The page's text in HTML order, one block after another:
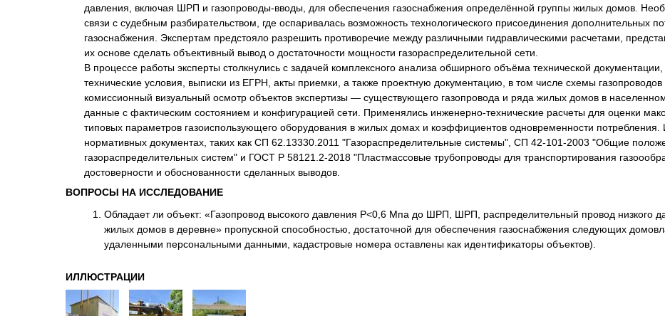
давления, включая ШРП и газопроводы-вводы, для обеспечения газоснабжения определённой группы жилых домов.
связи с судебным разбирательством, где оспаривалась возможность технологического присоединения дополнительных
газоснабжения. Экспертам предстояло разрешить противоречие между различными гидравлическими расчетами,
их основе сделать объективный вывод о достаточности мощности газораспределительной сети.
В процессе работы эксперты столкнулись с задачей комплексного анализа обширного объёма технической
технические условия, выписки из ЕГРН, акты приемки, а также проектную документацию, в том числе схемы
комиссионный визуальный осмотр объектов экспертизы — существующего газопровода и ряда жилых домов в
данные с фактическим состоянием и конфигурацией сети. Применялись инженерно-технические расчеты для оценки
типовых параметров газоиспользующего оборудования в жилых домах и коэффициентов одновременности
нормативных документах, таких как СП 62.13330.2011 "Газораспределительные системы", СП 42-101-2003 "Общие
газораспределительных систем" и ГОСТ Р 58121.2-2018 "Пластмассовые трубопроводы для транспортирования
достоверности и обоснованности сделанных выводов.
ВОПРОСЫ НА ИССЛЕДОВАНИЕ
Обладает ли объект: «Газопровод высокого давления Р˂0,6 Мпа до ШРП, ШРП, распределительный провод низкого
жилых домов в деревне» пропускной способностью, достаточной для обеспечения газоснабжения следующих
удаленными персональными данными, кадастровые номера оставлены как идентификаторы объектов).
ИЛЛЮСТРАЦИИ